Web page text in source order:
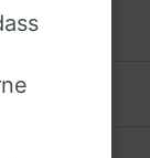
– 20:01
– 20:01